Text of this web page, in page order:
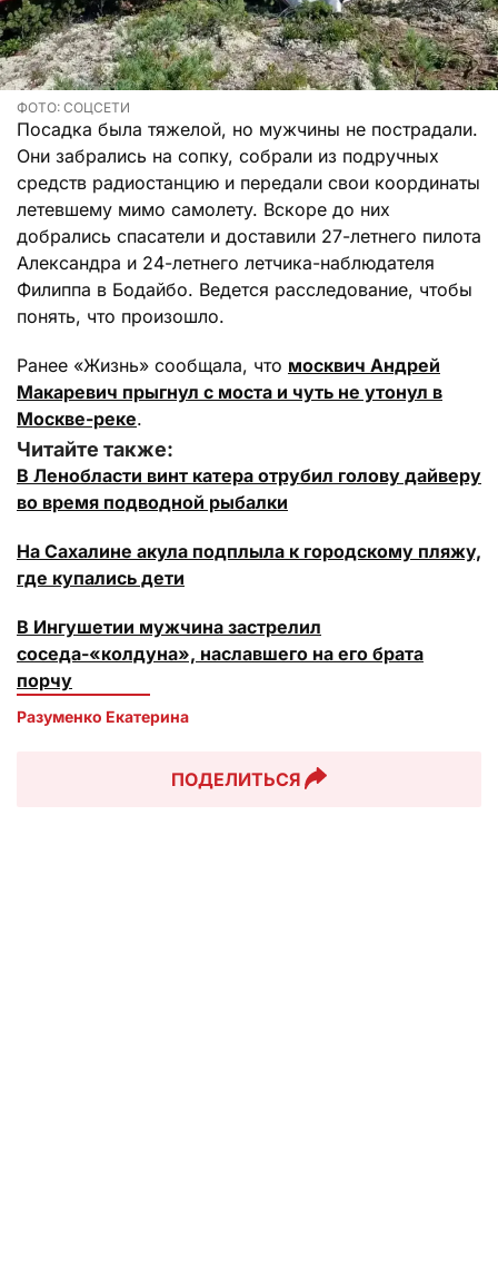
ФОТО: СОЦСЕТИ
Посадка была тяжелой, но мужчины не пострадали.
Они забрались на сопку, собрали из подручных
средств радиостанцию и передали свои координаты
летевшему мимо самолету. Вскоре до них
добрались спасатели и доставили 27-летнего пилота
Александра и 24-летнего летчика-наблюдателя
Филиппа в Бодайбо. Ведется расследование, чтобы
понять, что произошло.
Ранее «Жизнь» сообщала, что москвич Андрей
Макаревич прыгнул с моста и чуть не утонул в
Москве-реке.
Читайте также:
В Ленобласти винт катера отрубил голову дайверу
во время подводной рыбалки
На Сахалине акула подплыла к городскому пляжу,
где купались дети
В Ингушетии мужчина застрелил
соседа-«колдуна», наславшего на его брата
порчу
Разуменко Екатерина
ПОДЕЛИТЬСЯ